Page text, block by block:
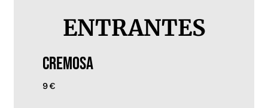
ENTRANTES
CREMOSA
9€